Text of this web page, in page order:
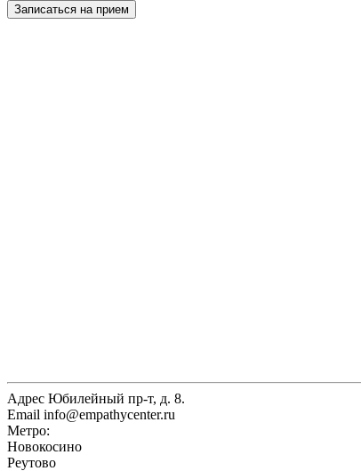
Записаться на прием
Адрес Юбилейный пр-т, д. 8.
Email info@empathycenter.ru
Метро:
Новокосино
Реутово